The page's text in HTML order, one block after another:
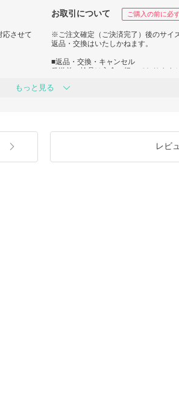
お取引について ご購入の前に必
応させて
ルは一
す。
さい。
※ご注文確定（ご決済完了）後のサイ
返品・交換はいたしかねます。
■返品・交換・キャンセル
発送前の検品は入念に行っております
商品不良の場合、商品到着日から7日以
ているラベル・ブランド名が記載され
・タグの切り離し、付属品、保証書を
・色やイメージ違い、サイズが合わな
・下着、水着、ピアスなどの衛生品
もっと見る
レビ